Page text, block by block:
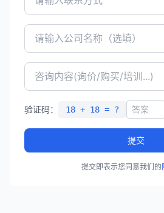
验证码： 18 + 18 = ?
提交
提交即表示您同意我们的